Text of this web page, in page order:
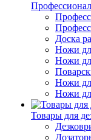
Доска
Ножи
Ножи
Ножи
Ножи
Товары для